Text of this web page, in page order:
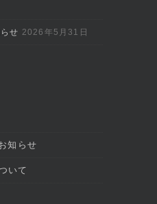
せ 2026年5月31日
知らせ
いて